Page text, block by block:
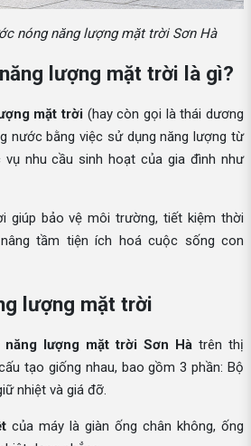
nóng năng lượng mặt trời Sơn Hà
lượng mặt trời là gì?
mặt trời (hay còn gọi là thái dương
nước bằng việc sử dụng năng lượng từ
nhu cầu sinh hoạt của gia đình như
giúp bảo vệ môi trường, tiết kiệm thời
tầm tiện ích hoá cuộc sống con
lượng mặt trời
năng lượng mặt trời Sơn Hà trên thị
tạo giống nhau, bao gồm 3 phần: Bộ
nhiệt và giá đỡ.
của máy là giàn ống chân không, ống